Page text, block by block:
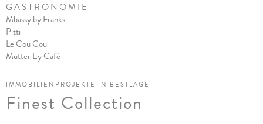
G A S T R O N O M I E
Mbassy by Franks
Pitti
Le Cou Cou
Mutter Ey Café
IMMOBILIENPROJEKTE IN BESTLAGE
Finest Collection